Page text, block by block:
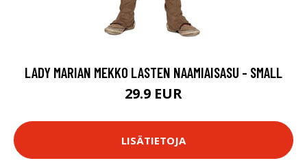
LADY MARIAN MEKKO LASTEN NAAMIAISASU - SMALL
29.9 EUR
LISÄTIETOJA